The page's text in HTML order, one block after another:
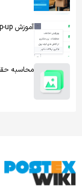
آموزش pop-up بر روی مرورگر
محاسبه